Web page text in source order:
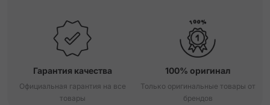
Гарантия качества
Официальная гарантия на все
товары
100% оригинал
Только оригинальные товары от
брендов